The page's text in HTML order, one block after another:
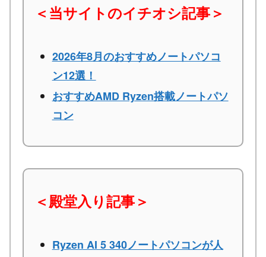
＜当サイトのイチオシ記事＞
2026年8月のおすすめノートパソコ
ン12選！
おすすめAMD Ryzen搭載ノートパソ
コン
＜殿堂入り記事＞
Ryzen AI 5 340ノートパソコンが人